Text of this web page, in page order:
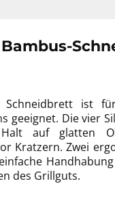
Bambus-
Schneidbrett ist
geeignet. Die vier
auf glatten
Kratzern. Zwei
des Grillguts.